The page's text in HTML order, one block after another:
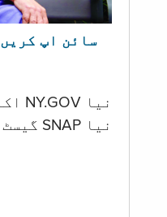
سائن اپ کریں
نیا NY.GOV اکاؤنٹ بنائیں
نیا SNAP گیسٹ اکاؤنٹ بنائیں